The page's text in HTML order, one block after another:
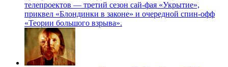
телепроектов — третий сезон сай-фая «Укрытие»,
приквел «Блондинки в законе» и очередной спин-офф
«Теории большого взрыва».